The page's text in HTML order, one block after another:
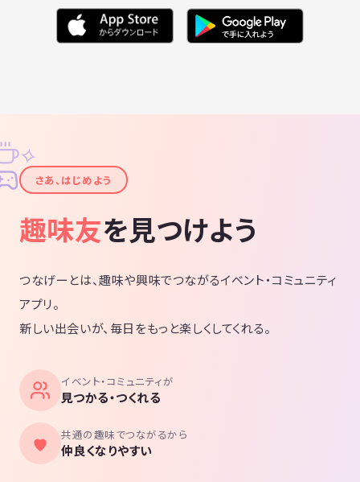
✦
✧
さあ、はじめよう
趣味友を見つけよう
つなげーとは、趣味や興味でつながるイベント・コミュニティ
アプリ。
新しい出会いが、毎日をもっと楽しくしてくれる。
イベント・コミュニティが
見つかる・つくれる
共通の趣味でつながるから
仲良くなりやすい